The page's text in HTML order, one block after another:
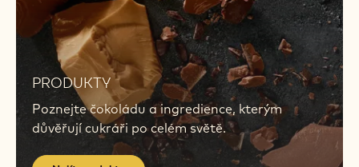
ZJISTIT VÍCE
produkty